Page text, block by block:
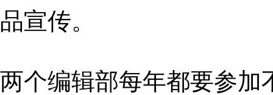
品宣传。
两个编辑部每年都要参加